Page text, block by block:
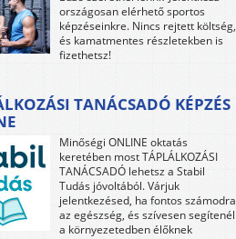
országosan elérhető sportos
képzéseinkre. Nincs rejtett költség,
és kamatmentes részletekben is
fizethetsz!
TANÁCSADÓ KÉPZÉS
Minőségi ONLINE oktatás
keretében most TÁPLÁLKOZÁSI
TANÁCSADÓ lehetsz a Stabil
Tudás jóvoltából. Várjuk
jelentkezésed, ha fontos számodra
az egészség, és szívesen segítenél
a környezetedben élőknek